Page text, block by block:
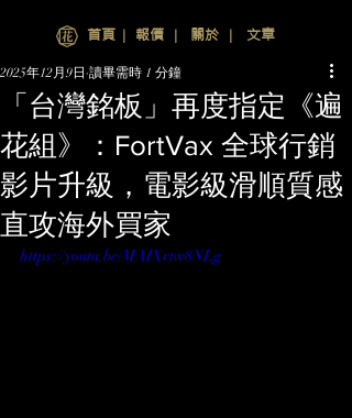
首頁 ∣ 報價 ∣ 關於 ∣ 文章
「台灣銘板」再度指定《遍
花組》：FortVax 全球行銷
影片升級，電影級滑順質感
直攻海外買家
2025年12月9日 讀畢需時 1 分鐘
https://youtu.be/MAIXrtw8NLg